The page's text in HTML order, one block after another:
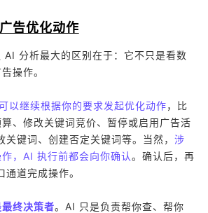
告优化动作
分析最大的区别在于： 它不只是看数
操作。
以继续根据你的要求发起优化动作，比
、修改关键词竞价、暂停或启用广告活
键词、创建否定关键词等。当然， 涉
，AI 执行前都会向你确认。确认后，再
道完成操作。
终决策者。AI 只是负责帮你查、帮你